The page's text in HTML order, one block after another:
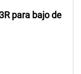
para bajo de